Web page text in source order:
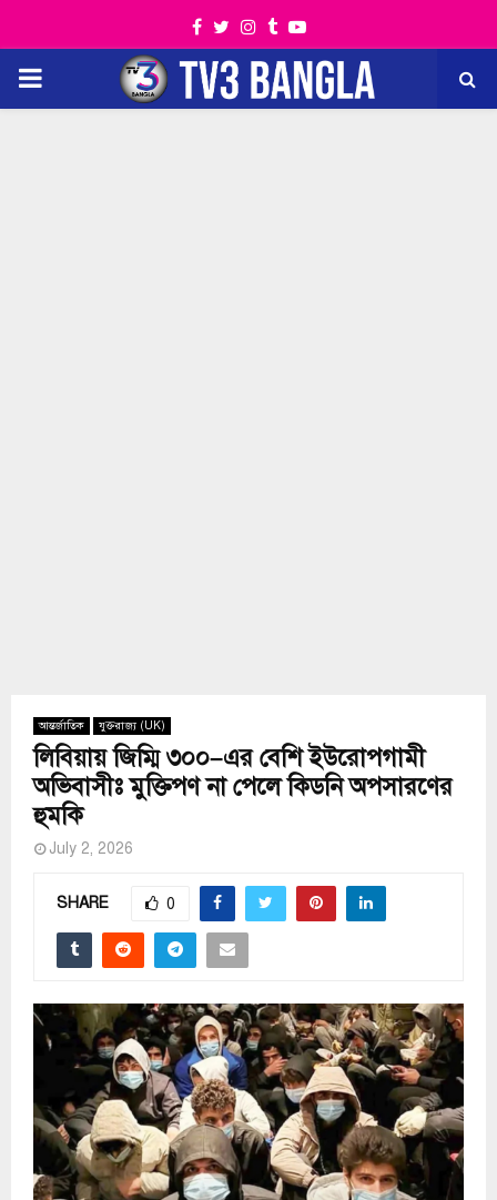
Facebook
TwitterInstagram
TumblrYoutube
PRIMARY
আন্তর্জাতিক যুক্তরাজ্য (UK)
লিবিয়ায় জিম্মি ৩০০–এর বেশি ইউরোপগামী
অভিবাসীঃ মুক্তিপণ না পেলে কিডনি অপসারণের
হুমকি
July 2, 2026
SHARE 0